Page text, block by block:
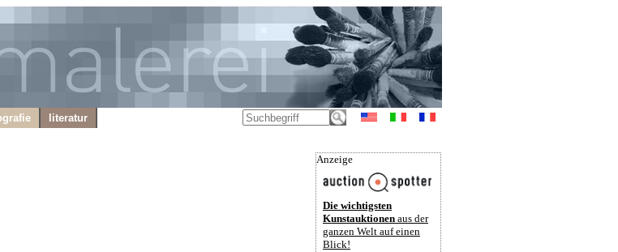
literatur
Anzeige
Die wichtigsten
Kunstauktionen aus der
ganzen Welt auf einen
Blick!